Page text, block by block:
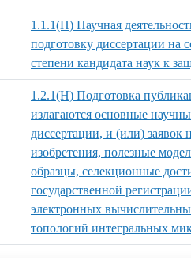
1.1.1(Н) Научная
подготовку диссертации на
степени кандидата наук к
1.2.1(Н) Подготовка
излагаются основные
диссертации, и (или) заявок
изобретения, полезные
образцы, селекционные
государственной
электронных
топологий интегральных